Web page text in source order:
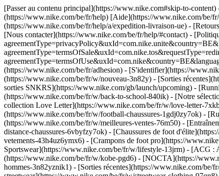
[Passer au contenu principal](https://www.nike.com#skip-to-
(https://www.nike.com/be/fr/help) [Aide](https://www.nike.com/be/
(https://www.nike.com/be/fr/help/a/expedition-livraison-ue) -
[Nous contacter](https://www.nike.com/be/fr/help/#contact) -
(https://www.nike.com/be/fr/adhesion) - [S'identifier](https://
(https://www.nike.com/be/fr/w/nouveau-3n82y) - [Sorties
sorties SNKRS](https://www.nike.com/gb/launch/upcoming) -
(https://www.nike.com/be/fr/w/back-to-school-840ik) - [Notre
collection Love Letter](https://www.nike.com/be/fr/w/love-letter-
(https://www.nike.com/be/fr/w/football-chaussures-1gdj0zy7ok) -
(https://www.nike.com/be/fr/w/meilleures-ventes-76m50) -
distance-chaussures-6vbyfzy7ok) - [Chaussures de foot
vetements-43h4uz6ymx6) - [Crampons de foot pro](https://
Sportswear](https://www.nike.com/be/fr/w/lifestyle-13jrm) - [ACG
(https://www.nike.com/be/fr/w/kobe-pgd6) - [NOCTA](https://
hommes-3n82yznik1) - [Sorties récentes](https://www.nike.com/